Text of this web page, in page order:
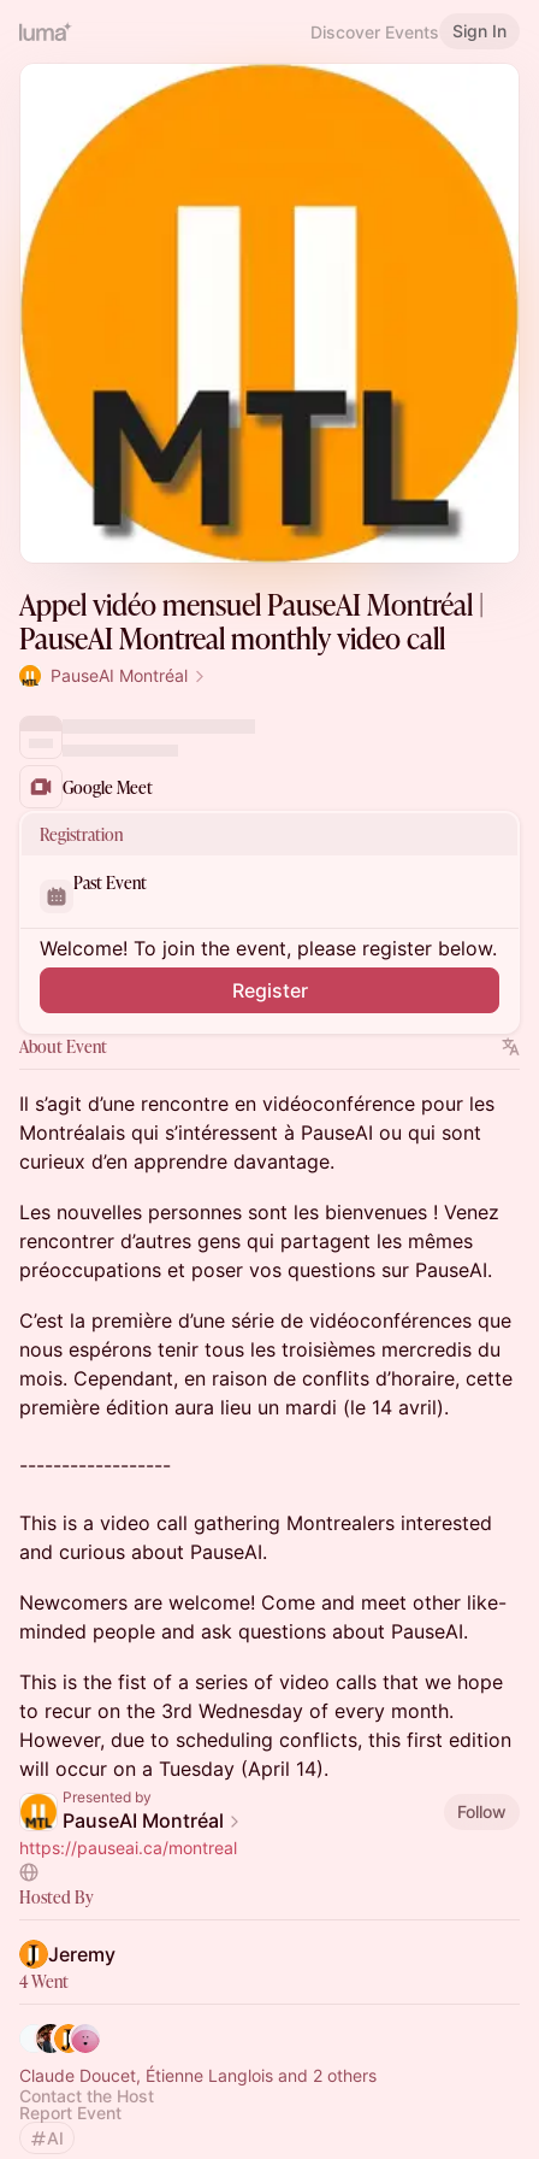
Discover Events Sign In
Appel vidéo mensuel PauseAI Montréal |
PauseAI Montreal monthly video call
PauseAI Montréal
Google Meet
Registration
Past Event
Welcome! To join the event, please register below.
Register
About Event
Il s’agit d’une rencontre en vidéoconférence pour les
Montréalais qui s’intéressent à PauseAI ou qui sont
curieux d’en apprendre davantage.
Les nouvelles personnes sont les bienvenues ! Venez
rencontrer d’autres gens qui partagent les mêmes
préoccupations et poser vos questions sur PauseAI.
C’est la première d’une série de vidéoconférences que
nous espérons tenir tous les troisièmes mercredis du
mois. Cependant, en raison de conflits d’horaire, cette
première édition aura lieu un mardi (le 14 avril).​
------------------
This is a video call gathering Montrealers interested
and curious about PauseAI.
​​​​​Newcomers are welcome! Come and meet other like-
minded people and ask questions about PauseAI.
​​​​​This is the fist of a series of video calls that we hope
to recur on the 3rd Wednesday of every month.
However, due to scheduling conflicts, this first edition
will occur on a Tuesday (April 14).
Presented by
PauseAI Montréal
Follow
https://pauseai.ca/montreal
Hosted By
Jeremy
4 Went
Claude Doucet, Étienne Langlois and 2 others
Contact the Host
Report Event
AI